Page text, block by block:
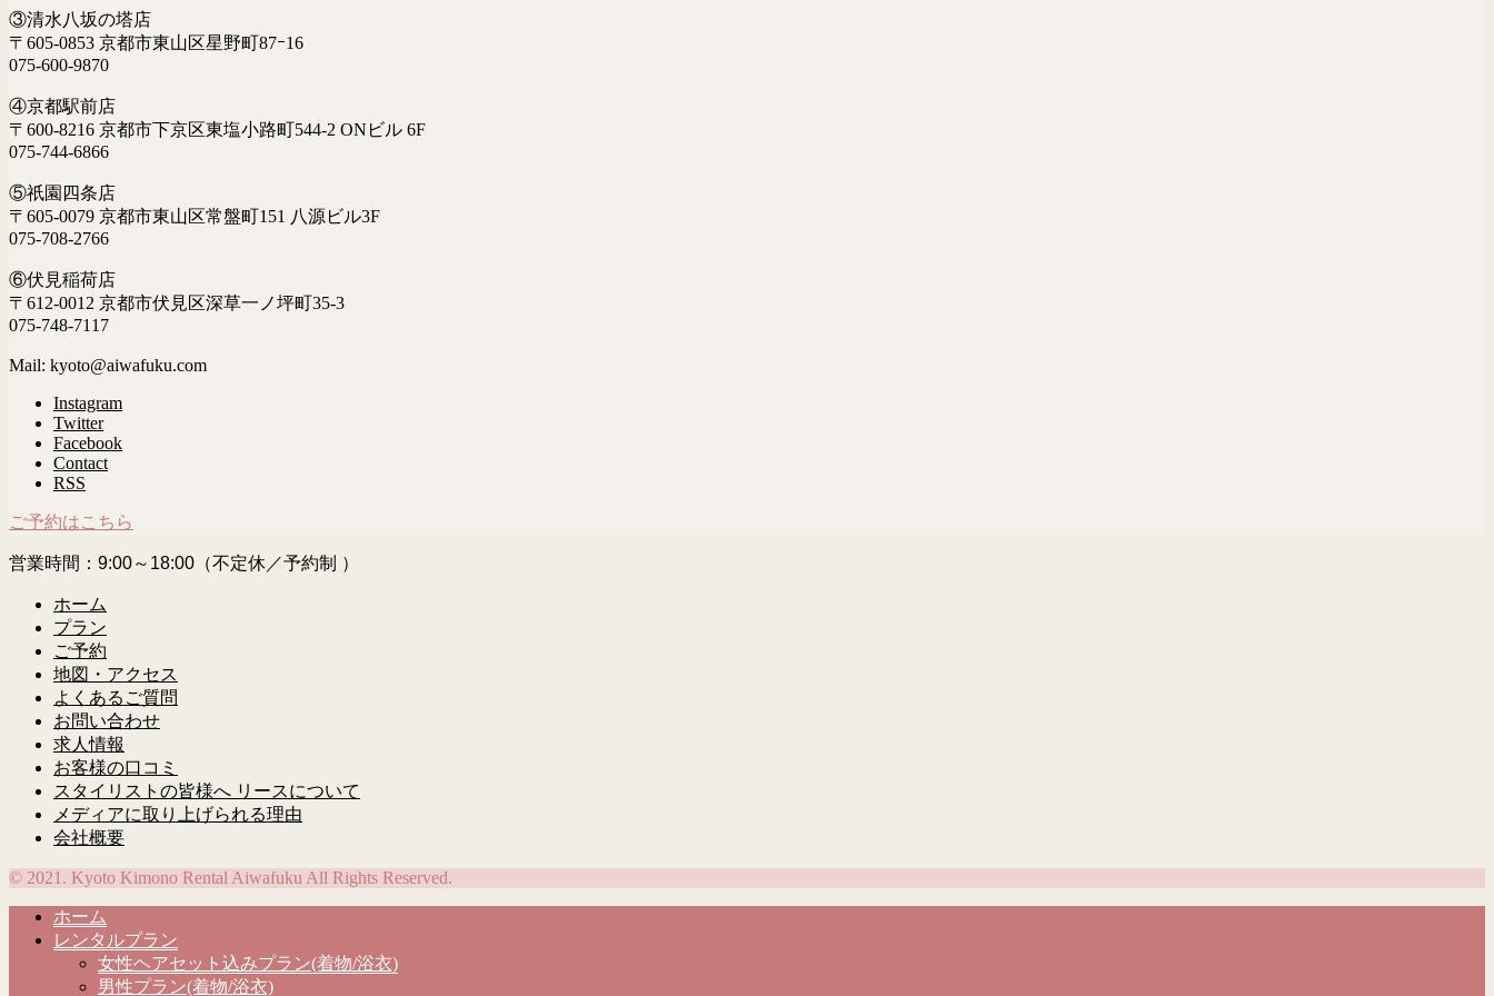
③清水八坂の塔店
〒605-0853 京都市東山区星野町87ｰ16
075-600-9870
④京都駅前店
〒600-8216 京都市下京区東塩小路町544-2 ONビル 6F
075-744-6866
⑤祇園四条店
〒605-0079 京都市東山区常盤町151 八源ビル3F
075-708-2766
⑥伏見稲荷店
〒612-0012 京都市伏見区深草一ノ坪町35-3
075-748-7117
Mail: kyoto@aiwafuku.com
Instagram
Twitter
Facebook
Contact
RSS
ご予約はこちら
営業時間：9:00～18:00（不定休／予約制 ）
ホーム
プラン
ご予約
地図・アクセス
よくあるご質問
お問い合わせ
求人情報
お客様の口コミ
スタイリストの皆様へ リースについて
メディアに取り上げられる理由
会社概要
© 2021. Kyoto Kimono Rental Aiwafuku All Rights Reserved.
ホーム
レンタルプラン
女性ヘアセット込みプラン(着物/浴衣)
男性プラン(着物/浴衣)